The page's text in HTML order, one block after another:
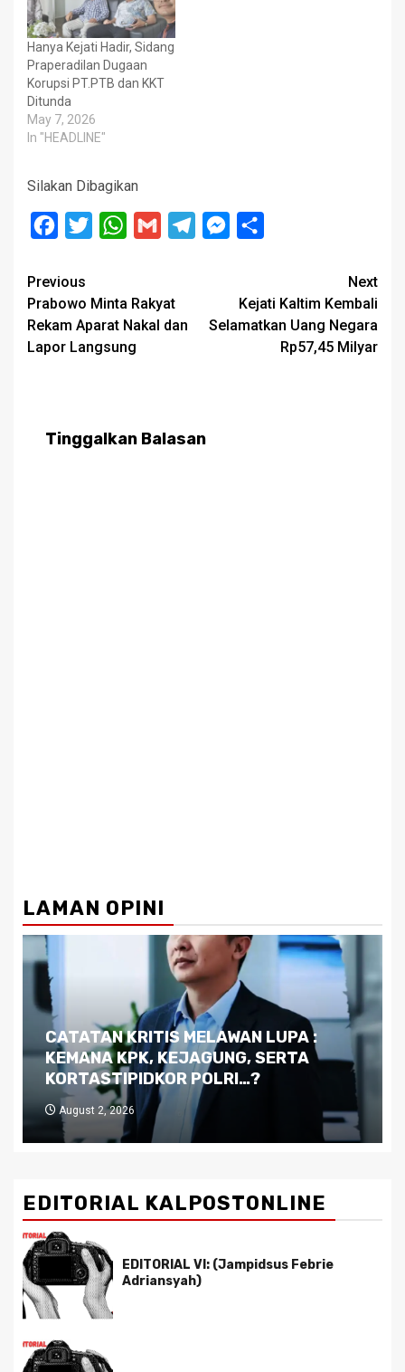
Hanya Kejati Hadir, Sidang
Praperadilan Dugaan
Korupsi PT.PTB dan KKT
Ditunda
May 7, 2026
In "HEADLINE"
Silakan Dibagikan
Facebook
Twitter WhatsApp
Gmail TelegramMessenger
Post
navigation
Previous
Prabowo Minta Rakyat
Rekam Aparat Nakal dan
Lapor Langsung
Next
Kejati Kaltim Kembali
Selamatkan Uang Negara
Rp57,45 Milyar
Tinggalkan Balasan
LAMAN OPINI
Dilema Kaltim di Tengah Krisis:
Kutukan Sumber Daya Alam dan
Pemimpin yang Tak Kreatif
July 29, 2026
EDITORIAL KALPOSTONLINE
EDITORIAL VI: (Jampidsus Febrie
Adriansyah)